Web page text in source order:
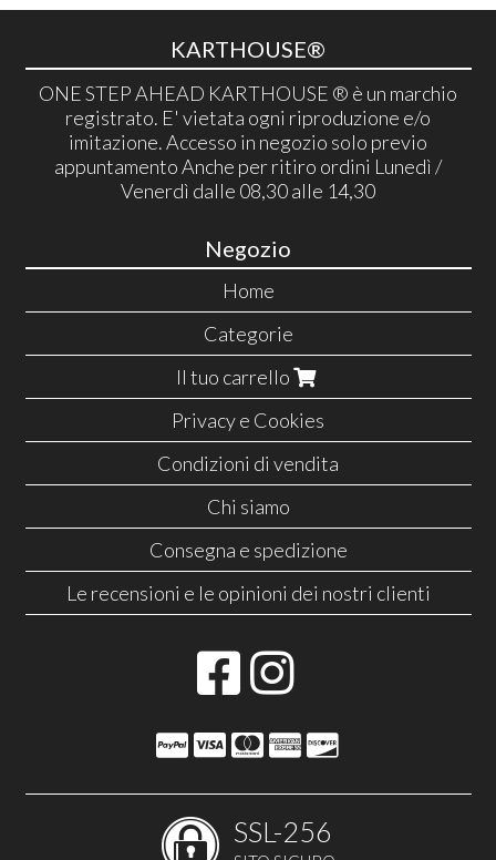
KARTHOUSE®
ONE STEP AHEAD KARTHOUSE ® è un marchio
registrato. E' vietata ogni riproduzione e/o
imitazione. Accesso in negozio solo previo
appuntamento Anche per ritiro ordini Lunedì /
Venerdì dalle 08,30 alle 14,30
Negozio
Home
Categorie
Il tuo carrello
Privacy e Cookies
Condizioni di vendita
Chi siamo
Consegna e spedizione
Le recensioni e le opinioni dei nostri clienti
SSL-256